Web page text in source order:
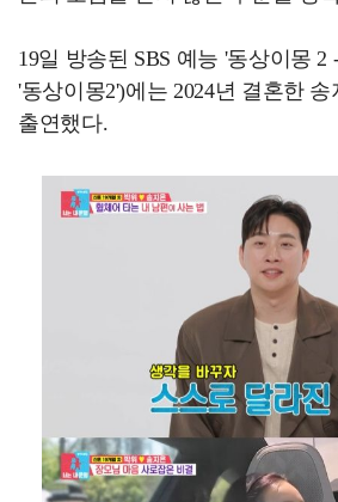
19일 방송된 SBS 예능 '동상이몽
'동상이몽2')에는 2024년 결혼한
출연했다.